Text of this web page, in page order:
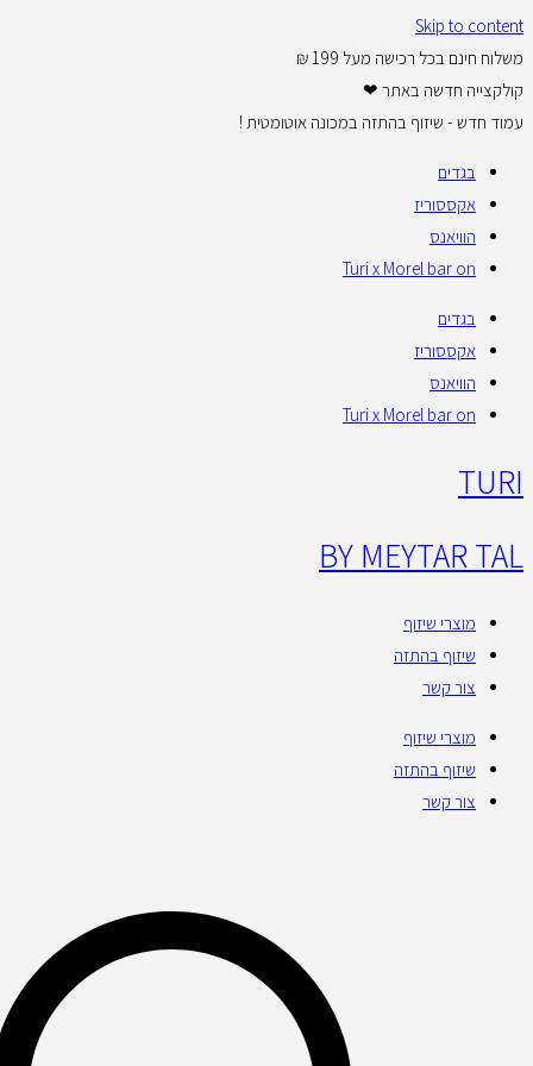
Skip to content
משלוח חינם בכל רכישה מעל 199 ₪
קולקצייה חדשה באתר ❤
עמוד חדש - שיזוף בהתזה במכונה אוטומטית !
בגדים
אקססוריז
הוויאנס
Turi x Morel bar on
בגדים
אקססוריז
הוויאנס
Turi x Morel bar on
TURI
BY MEYTAR TAL
מוצרי שיזוף
שיזוף בהתזה
צור קשר
מוצרי שיזוף
שיזוף בהתזה
צור קשר